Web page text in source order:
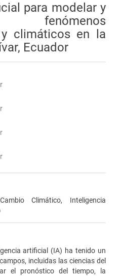
para modelar y
fenómenos
climáticos en la
Ecuador
Climático, Inteligencia
artificial (IA) ha tenido un
incluidas las ciencias del
el pronóstico del tiempo, la